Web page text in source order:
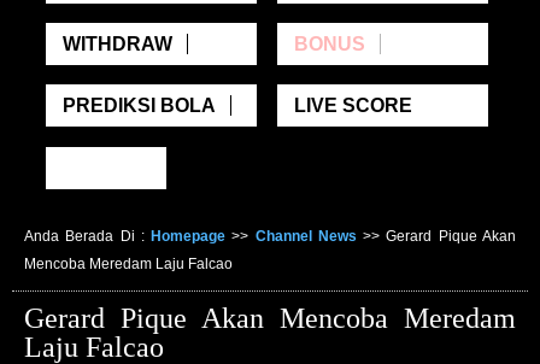
WITHDRAW BONUS
PREDIKSI BOLA LIVE SCORE
Anda Berada Di :Homepage >> Channel News >>Gerard Pique Akan
Mencoba Meredam Laju Falcao
Gerard Pique Akan Mencoba Meredam
Laju Falcao